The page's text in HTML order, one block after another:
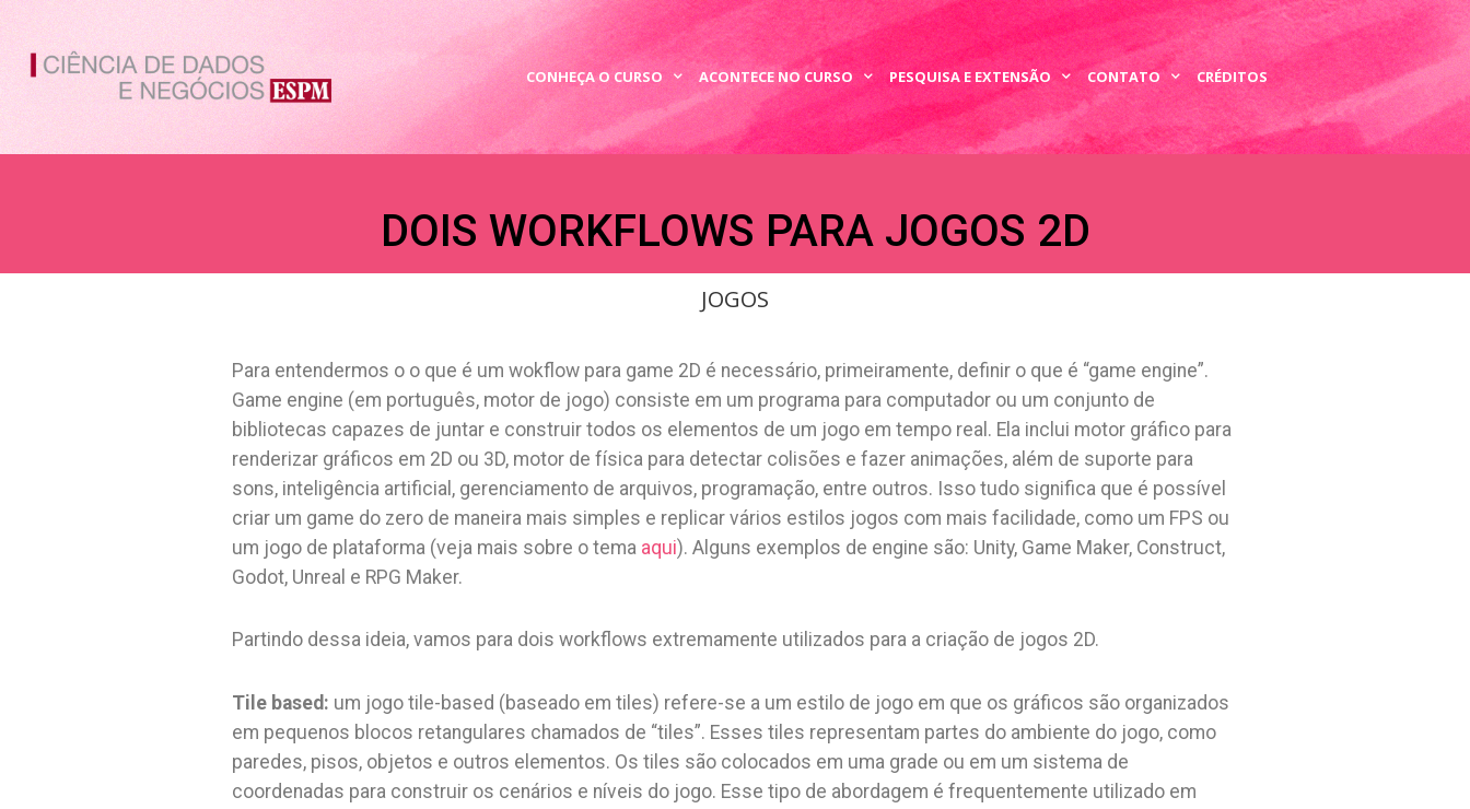
Ir
para
conteúdo
CONHEÇA O CURSO ACONTECE NO CURSO PESQUISA E EXTENSÃO CONTATO CRÉDITOS
DOIS WORKFLOWS PARA JOGOS 2D
JOGOS
Para entendermos o o que é um wokflow para game 2D é necessário, primeiramente, definir o que é “game engine”.
Game engine (em português, motor de jogo) consiste em um programa para computador ou um conjunto de
bibliotecas capazes de juntar e construir todos os elementos de um jogo em tempo real. Ela inclui motor gráfico para
renderizar gráficos em 2D ou 3D, motor de física para detectar colisões e fazer animações, além de suporte para
sons, inteligência artificial, gerenciamento de arquivos, programação, entre outros. Isso tudo significa que é possível
criar um game do zero de maneira mais simples e replicar vários estilos jogos com mais facilidade, como um FPS ou
um jogo de plataforma (veja mais sobre o tema aqui). Alguns exemplos de engine são: Unity, Game Maker, Construct,
Godot, Unreal e RPG Maker.
Partindo dessa ideia, vamos para dois workflows extremamente utilizados para a criação de jogos 2D.
Tile based: um jogo tile-based (baseado em tiles) refere-se a um estilo de jogo em que os gráficos são organizados
em pequenos blocos retangulares chamados de “tiles”. Esses tiles representam partes do ambiente do jogo, como
paredes, pisos, objetos e outros elementos. Os tiles são colocados em uma grade ou em um sistema de
coordenadas para construir os cenários e níveis do jogo. Esse tipo de abordagem é frequentemente utilizado em